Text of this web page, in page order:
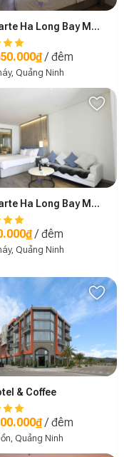
À La Carte Ha Long Bay Managed by Anstay - A3607
/ đêm
Quảng Ninh
À La Carte Ha Long Bay Managed by Anstay - B2907
/ đêm
Quảng Ninh
& Coffee
/ đêm
Quảng Ninh